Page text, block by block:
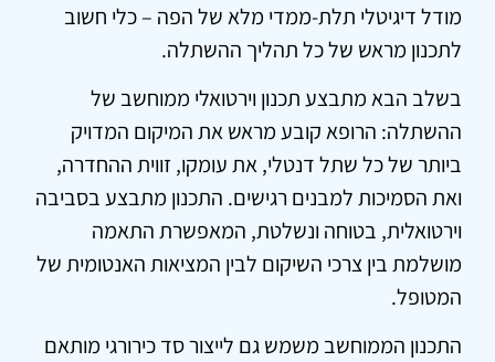
מודל דיגיטלי תלת-ממדי מלא של הפה – כלי חשוב
לתכנון מראש של כל תהליך ההשתלה.
בשלב הבא מתבצע תכנון וירטואלי ממוחשב של
ההשתלה: הרופא קובע מראש את המיקום המדויק
ביותר של כל שתל דנטלי, את עומקו, זווית ההחדרה,
ואת הסמיכות למבנים רגישים. התכנון מתבצע בסביבה
וירטואלית, בטוחה ונשלטת, המאפשרת התאמה
מושלמת בין צרכי השיקום לבין המציאות האנטומית של
המטופל.
התכנון הממוחשב משמש גם לייצור סד כירורגי מותאם